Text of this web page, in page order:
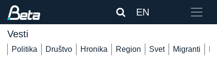
EN
Vesti
Politika Društvo Hronika Region Svet Migranti